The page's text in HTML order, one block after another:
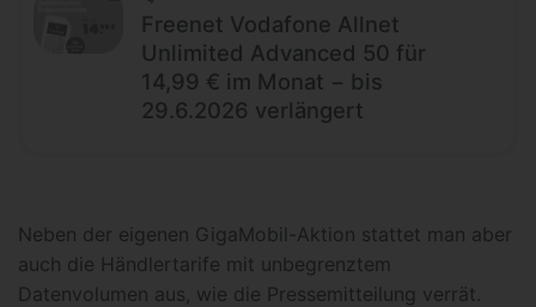
Freenet Vodafone Allnet
Unlimited Advanced 50 für
14,99 € im Monat − bis
29.6.2026 verlängert
Neben der eigenen GigaMobil-Aktion stattet man aber
auch die Händlertarife mit unbegrenztem
Datenvolumen aus, wie die Pressemitteilung verrät.